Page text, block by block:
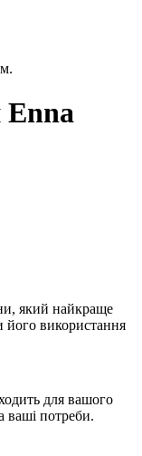
Enna
який найкраще
його використання
для вашого
ваші потреби.